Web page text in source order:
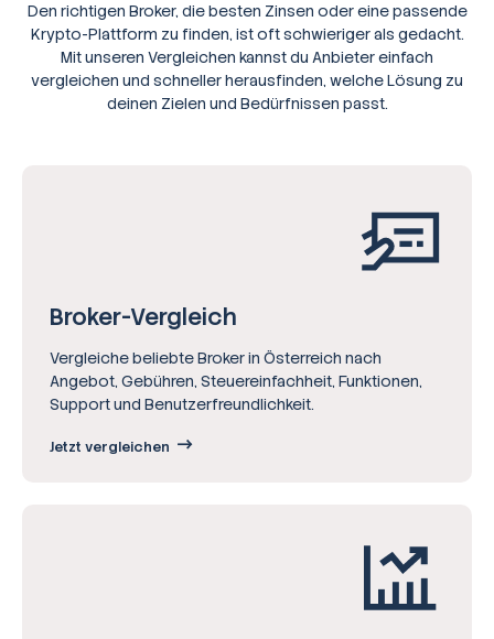
Den richtigen Broker, die besten Zinsen oder eine passende
Krypto-Plattform zu finden, ist oft schwieriger als gedacht.
Mit unseren Vergleichen kannst du Anbieter einfach
vergleichen und schneller herausfinden, welche Lösung zu
deinen Zielen und Bedürfnissen passt.
Broker-Vergleich
Vergleiche beliebte Broker in Österreich nach
Angebot, Gebühren, Steuereinfachheit, Funktionen,
Support und Benutzerfreundlichkeit.
Jetzt vergleichen